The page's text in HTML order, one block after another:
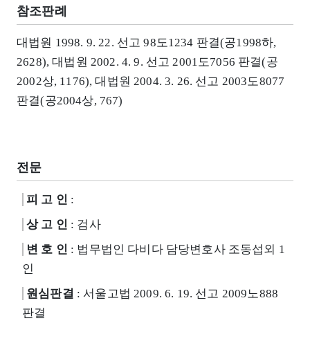
참조판례
대법원 1998. 9. 22. 선고 98도1234 판결(공1998하,
2628), 대법원 2002. 4. 9. 선고 2001도7056 판결(공
2002상, 1176), 대법원 2004. 3. 26. 선고 2003도8077
판결(공2004상, 767)
전문
피 고 인 :
상 고 인 : 검사
변 호 인 : 법무법인 다비다 담당변호사 조동섭외 1
인
원심판결 : 서울고법 2009. 6. 19. 선고 2009노888
판결